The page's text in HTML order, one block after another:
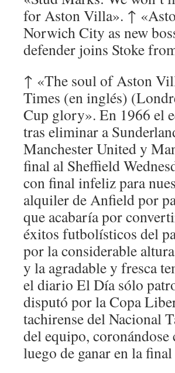
for Aston Villa». ↑
Norwich City as new
defender joins Stoke
↑ «The soul of Aston
Times (en inglés)
Cup glory». En 1966 el
tras eliminar a
Manchester United y
final al Sheffield
con final infeliz para
alquiler de Anfield por
que acabaría por
éxitos futbolísticos del
por la considerable
y la agradable y fresca
el diario El Día sólo
disputó por la Copa
tachirense del Nacional
del equipo,
luego de ganar en la